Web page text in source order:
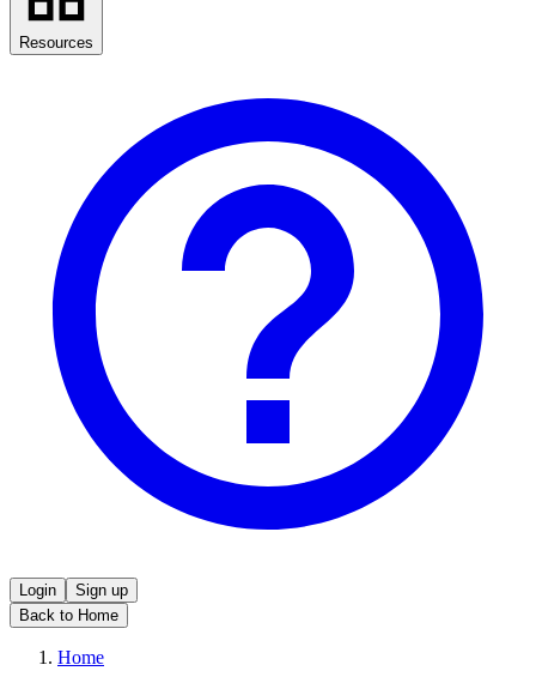
Resources
Login
Sign up
Back to Home
Home